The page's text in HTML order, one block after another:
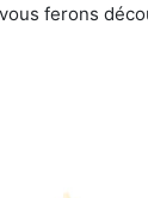
ferons